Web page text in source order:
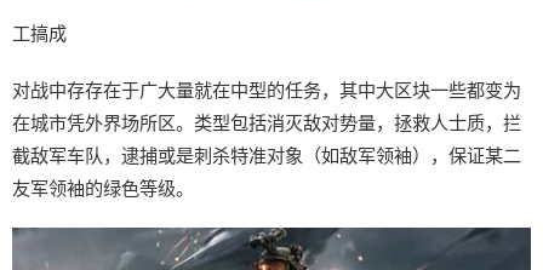
工搞成
对战中存存在于广大量就在中型的任务，其中大区块一些都变为
在城市凭外界场所区。类型包括消灭敌对势量，拯救人士质，拦
截敌军车队，逮捕或是刺杀特准对象（如敌军领袖），保证某二
友军领袖的绿色等级。